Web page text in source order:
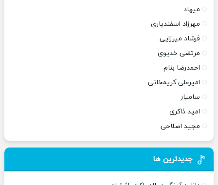
میهاد
مهرزاد اسفندیاری
فرشاد میرزایی
مرتضی خدیوی
احمدرضا بنام
امیرعلی کریمخانی
سامیار
امید ذاکری
مجید اصلاحی
جدیدترین ها